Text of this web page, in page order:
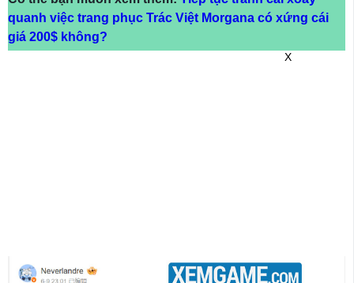
quanh việc trang phục Trác Việt Morgana có xứng cái
giá 200$ không?
X